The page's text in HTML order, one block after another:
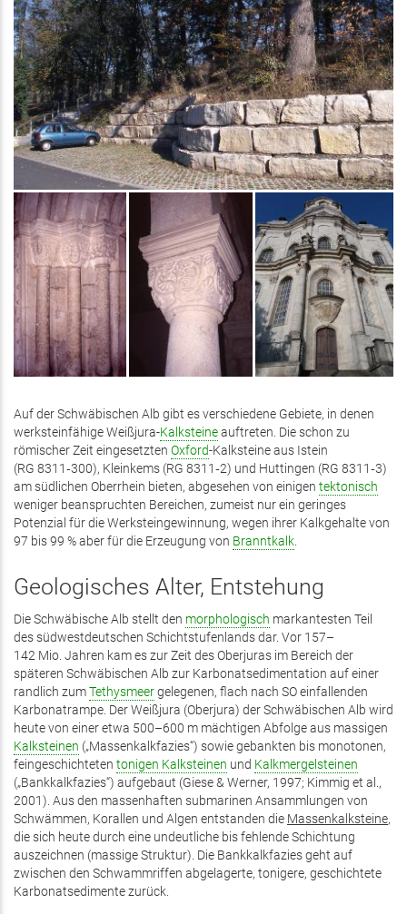
Auf der Schwäbischen Alb gibt es verschiedene Gebiete, in denen
werksteinfähige Weißjura-Kalksteineauftreten. Die schon zu
römischer Zeit eingesetzten Oxford-Kalksteine aus Istein
(RG 8311‑300), Kleinkems (RG 8311‑2) und Huttingen (RG 8311‑3)
am südlichen Oberrhein bieten, abgesehen von einigen tektonisch
weniger beanspruchten Bereichen, zumeist nur ein geringes
Potenzial für die Werksteingewinnung, wegen ihrer Kalkgehalte von
97 bis 99 % aber für die Erzeugung von Branntkalk.
Geologisches Alter, Entstehung
Die Schwäbische Alb stellt den morphologisch markantesten Teil
des südwestdeutschen Schichtstufenlands dar. Vor 157–
142 Mio. Jahren kam es zur Zeit des Oberjuras im Bereich der
späteren Schwäbischen Alb zur Karbonatsedimentation auf einer
randlich zumTethysmeergelegenen, flach nach SO einfallenden
Karbonatrampe. Der Weißjura (Oberjura) der Schwäbischen Alb wird
heute von einer etwa 500–600 m mächtigen Abfolge aus massigen
Kalksteinen („Massenkalkfazies“) sowie gebankten bis monotonen,
feingeschichteten tonigen Kalksteinen und Kalkmergelsteinen
(„Bankkalkfazies“) aufgebaut (Giese & Werner, 1997; Kimmig et al.,
2001). Aus den massenhaften submarinen Ansammlungen von
Schwämmen, Korallen und Algen entstanden die Massenkalksteine,
die sich heute durch eine undeutliche bis fehlende Schichtung
auszeichnen (massige Struktur). Die Bankkalkfazies geht auf
zwischen den Schwammriffen abgelagerte, tonigere, ­geschichtete
Karbonatsedimente zurück.